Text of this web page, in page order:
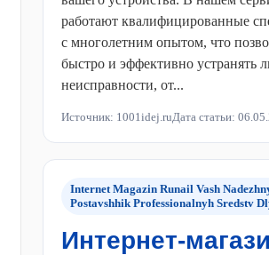
работают квалифицированные
с многолетним опытом, что
быстро и эффективно устранять
неисправности, от...
Источник: 1001idej.ruДата статьи:
Internet Magazin Runail Vash
Postavshhik Professionalnyh Sredstv
Интернет-